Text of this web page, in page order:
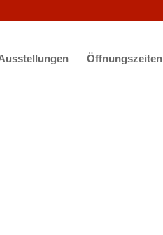
Öffnungszeiten